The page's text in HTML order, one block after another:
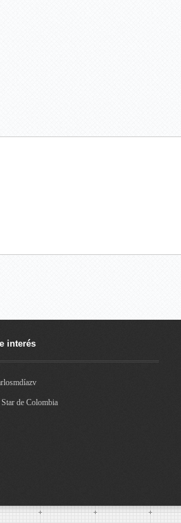
interés
de Colombia